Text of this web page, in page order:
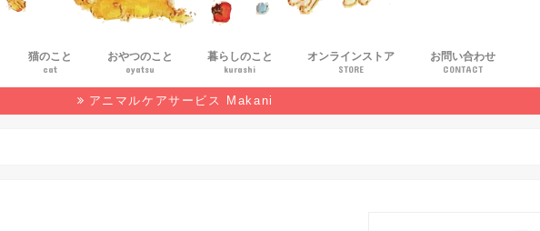
猫のこと
cat
おやつのこと
oyatsu
暮らしのこと
kurashi
野生生物
マンガ
本の感想
環境
オンラインストア
STORE
お問い合わせ
CONTACT
アニマルケアサービス Makani